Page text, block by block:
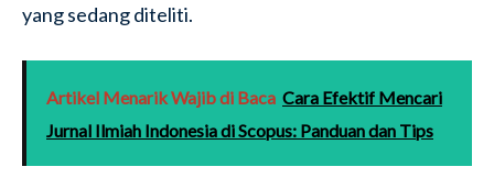
yang sedang diteliti.
Artikel Menarik Wajib di Baca Cara Efektif Mencari
Jurnal Ilmiah Indonesia di Scopus: Panduan dan Tips